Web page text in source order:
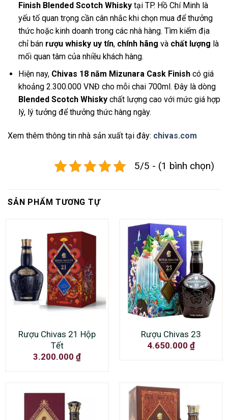
Finish Blended Scotch Whiskytại TP. Hồ Chí Minh là
yếu tố quan trọng cần cân nhắc khi chọn mua để thưởng
thức hoặc kinh doanh trong các nhà hàng. Tìm kiếm địa
chỉ bán rượu whisky uy tín, chính hãng vàchất lượng là
mối quan tâm của nhiều khách hàng.
Hiện nay, Chivas 18 năm Mizunara Cask Finishcó giá
khoảng 2.300.000 VNĐ cho mỗi chai 700ml. Đây là dòng
Blended Scotch Whiskychất lượng cao với mức giá hợp
lý, lý tưởng để thưởng thức hàng ngày.
Xem thêm thông tin nhà sản xuất tại đây: chivas.com
5/5 - (1 bình chọn)
SẢN PHẨM TƯƠNG TỰ
Rượu Chivas 21 Hộp
Tết
3.200.000 ₫
Rượu Chivas 23
4.650.000 ₫